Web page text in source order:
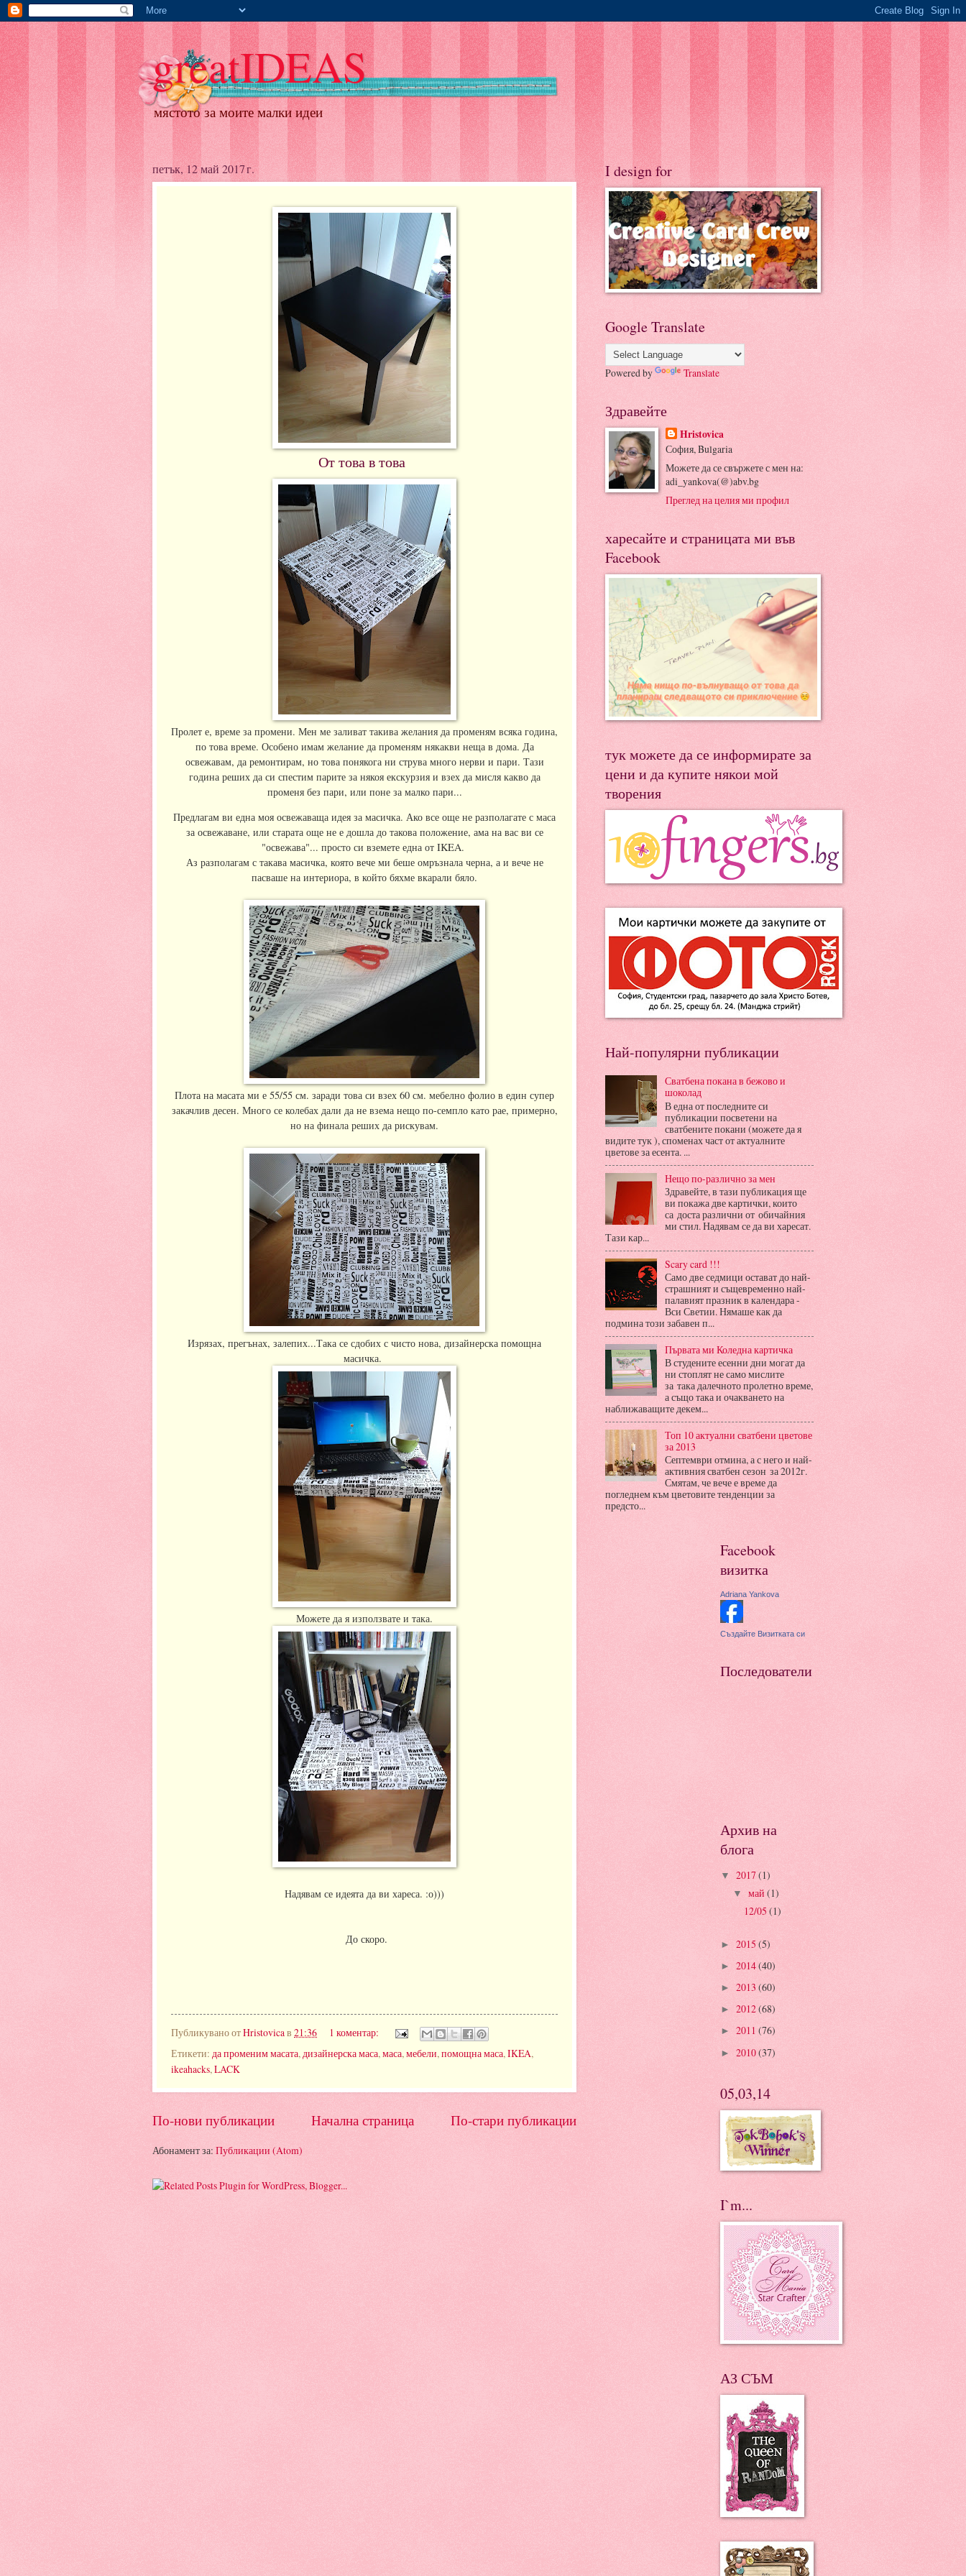
greatIDEAS
мястото за моите малки идеи
петък, 12 май 2017 г.
От това в това
Пролет е, време за промени. Мен ме заливат такива желания да променям всяка година,
по това време. Особено имам желание да променям някакви неща в дома. Да
освежавам, да ремонтирам, но това понякога ни струва много нерви и пари. Тази
година реших да си спестим парите за някоя екскурзия и взех да мисля какво да
променя без пари, или поне за малко пари...
Предлагам ви една моя освежаваща идея за масичка. Ако все още не разполагате с маса
за освежаване, или старата още не е дошла до такова положение, ама на вас ви се
"освежава"... просто си вземете една от IKEA.
Аз разполагам с такава масичка, която вече ми беше омръзнала черна, а и вече не
пасваше на интериора, в който бяхме вкарали бяло.
Плота на масата ми е 55/55 см. заради това си взех 60 см. мебелно фолио в един супер
закачлив десен. Много се колебах дали да не взема нещо по-семпло като рае, примерно,
но на финала реших да рискувам.
Изрязах, прегънах, залепих...Така се сдобих с чисто нова, дизайнерска помощна
масичка.
Можете да я използвате и така.
Надявам се идеята да ви хареса. :о)))
До скоро.
Публикувано отHristovicaв 21:36
1 коментар:
Етикети: да променим масата,дизайнерска маса,маса,мебели,помощна маса,IKEA,
ikeahacks,LACK
По-нови публикации По-стари публикации
Начална страница
Абонамент за: Публикации (Atom)
I design for
Google Translate
Powered by Translate
Здравейте
Hristovica
София, Bulgaria
Можете да се свържете с мен на:
adi_yankova(@)abv.bg
Преглед на целия ми профил
харесайте и страницата ми във
Facebook
тук можете да се информирате за
цени и да купите някои мой
творения
Най-популярни публикации
Сватбена покана в бежово и
шоколад
В една от последните си
публикации посветени на
сватбените покани (можете да я
видите тук ), споменах част от актуалните
цветове за есента. ...
Нещо по-различно за мен
Здравейте, в тази публикация ще
ви покажа две картички, които
са доста различни от обичайния
ми стил. Надявам се да ви харесат.
Тази кар...
Scary card !!!
Само две седмици остават до най-
страшният и същевременно най-
палавият празник в календара -
Вси Светии. Нямаше как да
подмина този забавен п...
Първата ми Коледна картичка
В студените есенни дни могат да
ни стоплят не само мислите
за така далечното пролетно време,
а също така и очакването на
наближаващите декем...
Топ 10 актуални сватбени цветове
за 2013
Септември отмина, а с него и най-
активния сватбен сезон за 2012г.
Смятам, че вече е време да
погледнем към цветовите тенденции за
предсто...
Facebook
визитка
Adriana Yankova
Създайте Визитката си
Последователи
Архив на
блога
▼ 2017(1)
▼ май (1)
12/05(1)
► 2015 (5)
► 2014(40)
► 2013 (60)
► 2012(68)
► 2011 (76)
► 2010(37)
05,03,14
I`m...
АЗ СЪМ